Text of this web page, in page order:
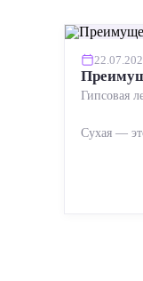
Гипсовая
Сухая —